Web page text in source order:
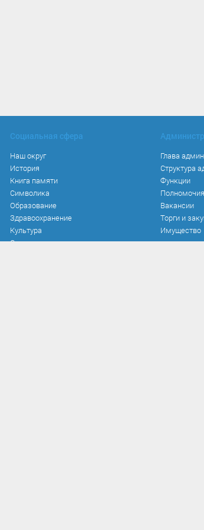
Социальная сфера
Наш округ
История
Книга памяти
Символика
Образование
Здравоохранение
Культура
Спорт
Глава
Структура
Функции
Полномочия
Вакансии
Торги и
Имущество